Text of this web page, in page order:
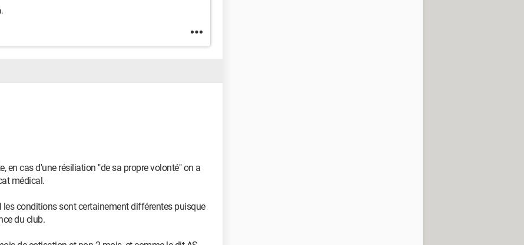
en cas d'une résiliation "de sa propre volonté" on a
médical.
conditions sont certainement différentes puisque
du club.